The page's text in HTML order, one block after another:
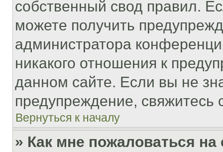
собственный свод правил.
можете получить
администратора
никакого отношения к
данном сайте. Если вы не
предупреждение,
Вернуться к началу
» Как мне пожаловаться